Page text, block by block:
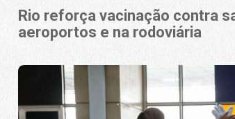
Rio reforça vacinação contra
aeroportos e na rodoviária